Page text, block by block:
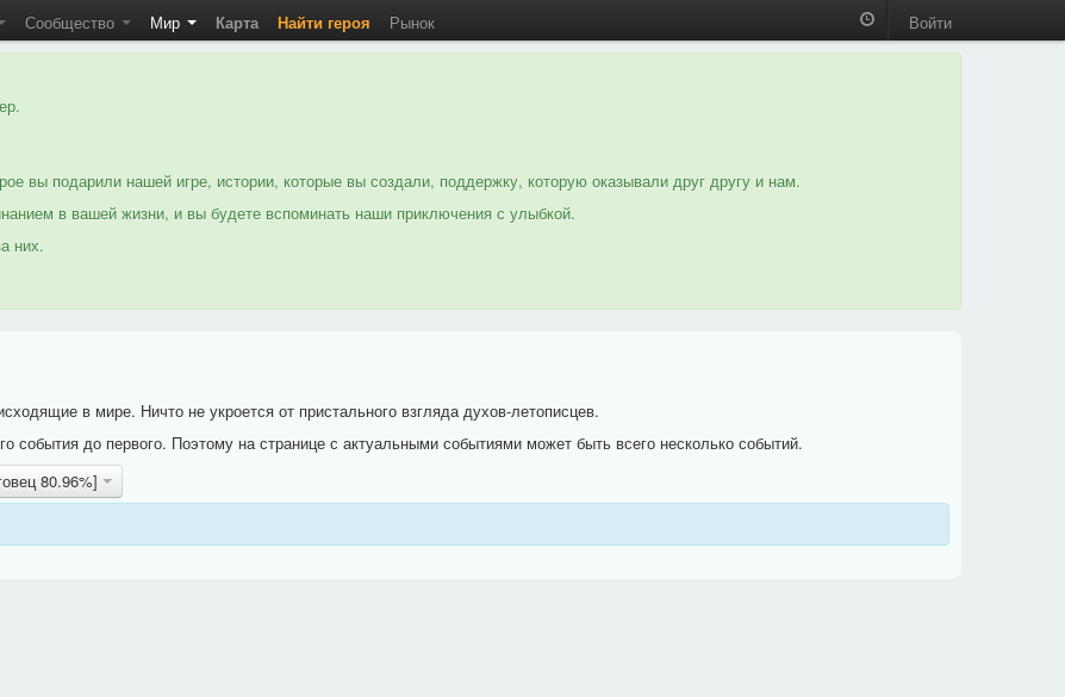
Сообщество Мир Карта Найти героя Рынок Войти
вы подарили нашей игре, истории, которые вы создали, поддержку, которую оказывали друг другу и нам.
в вашей жизни, и вы будете вспоминать наши приключения с улыбкой.
них.
в мире. Ничто не укроется от пристального взгляда духов-летописцев.
события до первого. Поэтому на странице с актуальными событиями может быть всего несколько событий.
80.96%]